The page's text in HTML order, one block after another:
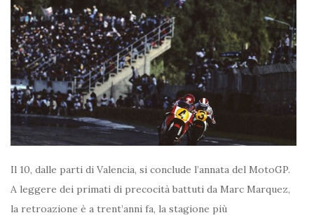
Il 10, dalle parti di Valencia, si conclude l’annata del MotoGP.
A leggere dei primati di precocità battuti da Marc Marquez,
la retroazione è a trent’anni fa, la stagione più